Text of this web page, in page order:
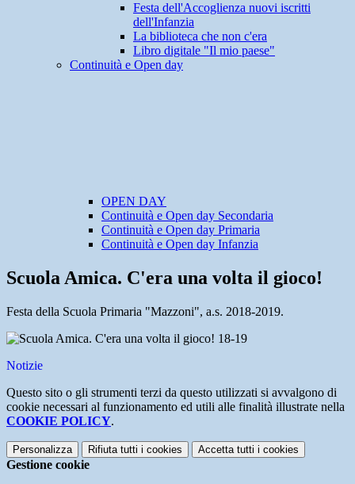
Festa dell'Accoglienza nuovi iscritti
dell'Infanzia
La biblioteca che non c'era
Libro digitale "Il mio paese"
Continuità e Open day
OPEN DAY
Continuità e Open day Secondaria
Continuità e Open day Primaria
Continuità e Open day Infanzia
Scuola Amica. C'era una volta il gioco!
Festa della Scuola Primaria "Mazzoni", a.s. 2018-2019.
Notizie
Questo sito o gli strumenti terzi da questo utilizzati si avvalgono di
cookie necessari al funzionamento ed utili alle finalità illustrate nella
COOKIE POLICY.
Personalizza Rifiuta tutti i cookies Accetta tutti i cookies
Gestione cookie